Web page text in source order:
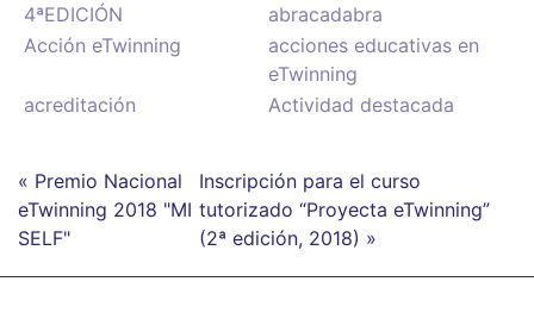
4ªEDICIÓN
abracadabra
Acción eTwinning
acciones educativas en
eTwinning
acreditación
Actividad destacada
« Premio Nacional
eTwinning 2018 "MI
SELF"
Inscripción para el curso
tutorizado “Proyecta eTwinning”
(2ª edición, 2018) »